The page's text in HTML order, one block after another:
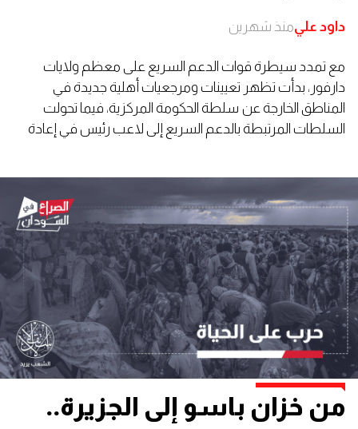
داود عليمنذ شهرين
مع تمدد سيطرة قوات الدعم السريع على معظم ولايات
دارفور، بدأت تظهر تعيينات ومرجعيات أهلية جديدة في
المناطق الخارجة عن سلطة الحكومة المركزية، فيما تحولت
السلطات المرتبطة بالدعم السريع إلى لاعب رئيس في إعادة
من خزان باسو إلى الجزيرة..